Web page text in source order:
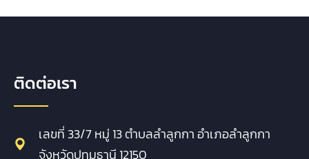
ติดต่อเรา
เลขที่ 33/7 หมู่ 13 ตำบลลำลูกกา อำเภอลำลูกกา
จังหวัดปทุมธานี 12150